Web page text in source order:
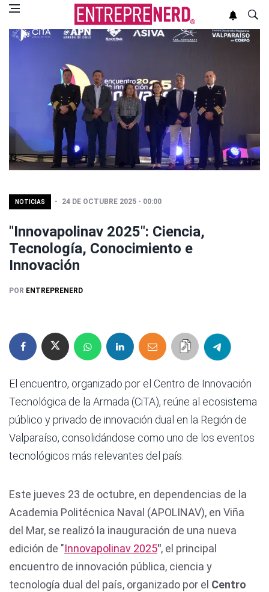
NOTICIAS 24 DE OCTUBRE 2025 - 00:00
"Innovapolinav 2025": Ciencia,
Tecnología, Conocimiento e
Innovación
POR ENTREPRENERD
El encuentro, organizado por el Centro de Innovación
Tecnológica de la Armada (CiTA), reúne al ecosistema
público y privado de innovación dual en la Región de
Valparaíso, consolidándose como uno de los eventos
tecnológicos más relevantes del país.
Este jueves 23 de octubre, en dependencias de la
Academia Politécnica Naval (APOLINAV), en Viña
del Mar, se realizó la inauguración de una nueva
edición de "Innovapolinav 2025", el principal
encuentro de innovación pública, ciencia y
tecnología dual del país, organizado por el Centro